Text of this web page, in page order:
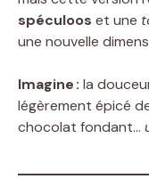
spéculoos et une
une nouvelle
Imagine : la
légèrement épicé
chocolat fondant…